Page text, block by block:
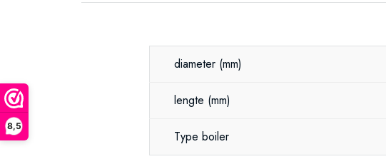
8,5
diameter (mm)
lengte (mm)
Type boiler